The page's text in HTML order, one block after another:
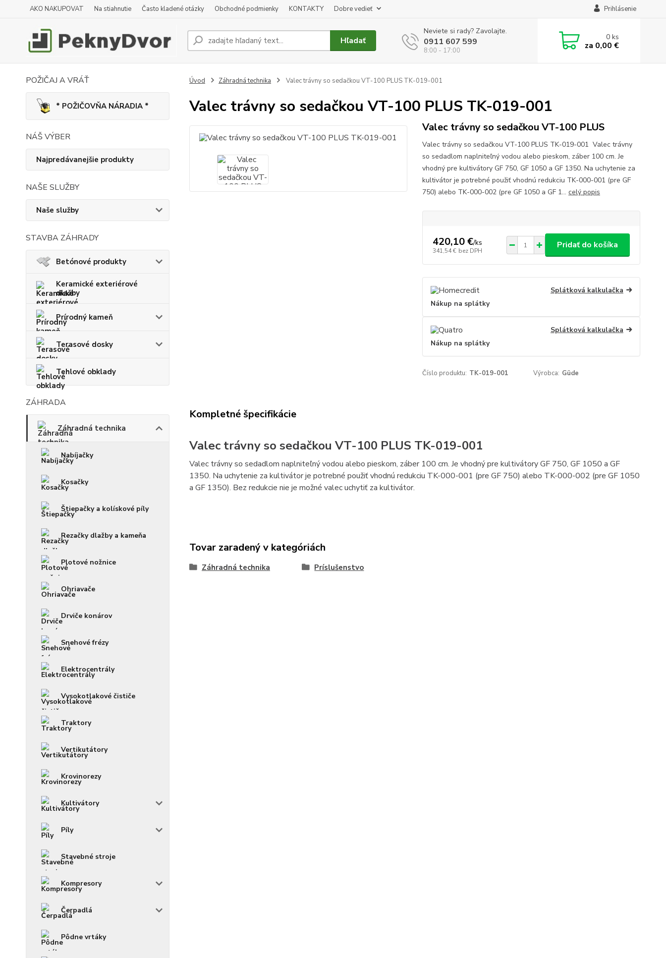
AKO NAKUPOVAT Na stiahnutie Často kladené otázky Obchodné podmienky KONTAKTY Dobre vedieť Prihlásenie
Hľadať
Neviete si rady? Zavolajte.
0911 607 599
8:00 - 17:00
0ks
za 0,00 €
POŽIČAJ A VRÁŤ
* POŽIČOVŇA NÁRADIA *
NÁŠ VÝBER
Najpredávanejšie produkty
NAŠE SLUŽBY
Naše služby
STAVBA ZÁHRADY
Betónové produkty
Keramické exteriérové
dlažby
Prírodný kameň
Terasové dosky
Tehlové obklady
ZÁHRADA
Záhradná technika
Nabíjačky
Kosačky
Štiepačky a kolískové píly
Rezačky dlažby a kameňa
Plotové nožnice
Ohriavače
Drviče konárov
Snehové frézy
Elektrocentrály
Vysokotlakové čističe
Traktory
Vertikutátory
Krovinorezy
Kultivátory
Píly
Stavebné stroje
Kompresory
Čerpadlá
Pôdne vrtáky
Úvod Záhradná technika Valec trávny so sedačkou VT-100 PLUS TK-019-001
Valec trávny so sedačkou VT-100 PLUS TK-019-001
Valec trávny so sedačkou VT-100 PLUS
Valec trávny so sedačkou VT-100 PLUS TK-019-001 Valec trávny
so sedadlom naplniteľný vodou alebo pieskom, záber 100 cm. Je
vhodný pre kultivátory GF 750, GF 1050 a GF 1350. Na uchytenie za
kultivátor je potrebné použiť vhodnú redukciu TK-000-001 (pre GF
750) alebo TK-000-002 (pre GF 1050 a GF 1... celý popis
420,10 €/ks
341,54 € bez DPH
Pridať do košíka
Splátková kalkulačka
Nákup na splátky
Splátková kalkulačka
Nákup na splátky
Číslo produktu: TK-019-001 Výrobca: Güde
Kompletné špecifikácie
Valec trávny so sedačkou VT-100 PLUS TK-019-001
Valec trávny so sedadlom naplniteľný vodou alebo pieskom, záber 100 cm. Je vhodný pre kultivátory GF 750, GF 1050 a GF
1350. Na uchytenie za kultivátor je potrebné použiť vhodnú redukciu TK-000-001 (pre GF 750) alebo TK-000-002 (pre GF 1050
a GF 1350). Bez redukcie nie je možné valec uchytiť za kultivátor.
Tovar zaradený v kategóriách
Záhradná technika Príslušenstvo